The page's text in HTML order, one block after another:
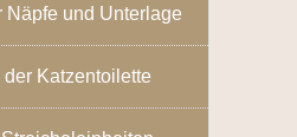
Näpfe und Unterlage
Katzentoilette